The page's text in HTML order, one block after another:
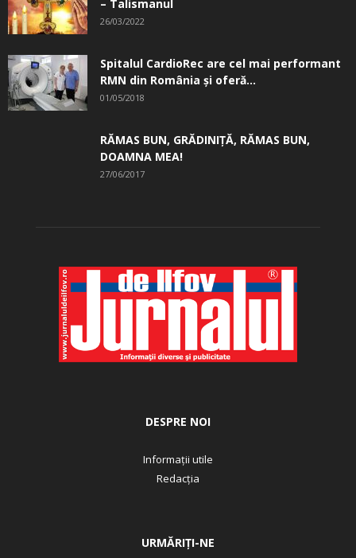
– Talismanul
26/03/2022
Spitalul CardioRec are cel mai performant
RMN din România și oferă...
01/05/2018
RĂMAS BUN, GRĂDINIŢĂ, ­RĂMAS BUN,
DOAMNA MEA!
27/06/2017
DESPRE NOI
Informații utile
Redacția
URMĂRIȚI-NE